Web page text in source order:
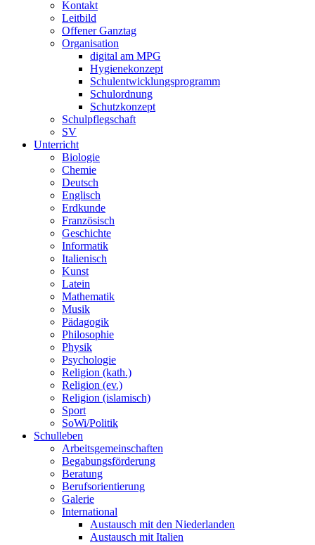
Kontakt
Leitbild
Offener Ganztag
Organisation
digital am MPG
Hygienekonzept
Schulentwicklungsprogramm
Schulordnung
Schutzkonzept
Schulpflegschaft
SV
Unterricht
Biologie
Chemie
Deutsch
Englisch
Erdkunde
Französisch
Geschichte
Informatik
Italienisch
Kunst
Latein
Mathematik
Musik
Pädagogik
Philosophie
Physik
Psychologie
Religion (kath.)
Religion (ev.)
Religion (islamisch)
Sport
SoWi/Politik
Schulleben
Arbeitsgemeinschaften
Begabungsförderung
Beratung
Berufsorientierung
Galerie
International
Austausch mit den Niederlanden
Austausch mit Italien